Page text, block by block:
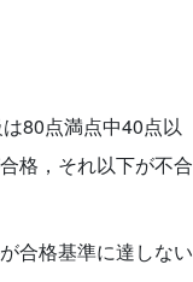
80点満点中40点以
格，それ以下が不合
合格基準に達しない